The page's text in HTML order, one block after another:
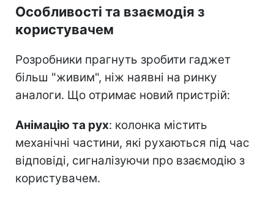
Особливості та взаємодія з
користувачем
Розробники прагнуть зробити гаджет
більш "живим", ніж наявні на ринку
аналоги. Що отримає новий пристрій:
Анімацію та рух: колонка містить
механічні частини, які рухаються під час
відповіді, сигналізуючи про взаємодію з
користувачем.